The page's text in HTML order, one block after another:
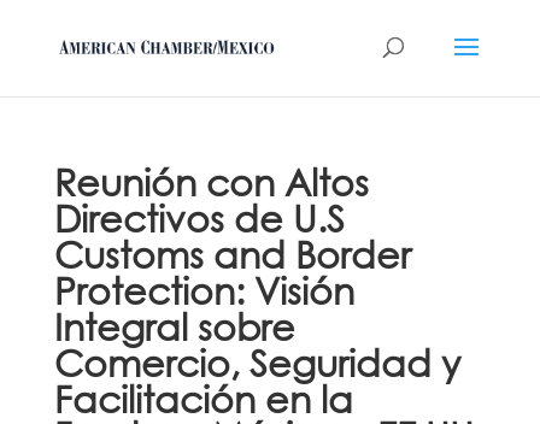
Reunión con Altos
Directivos de U.S
Customs and Border
Protection: Visión
Integral sobre
Comercio, Seguridad y
Facilitación en la